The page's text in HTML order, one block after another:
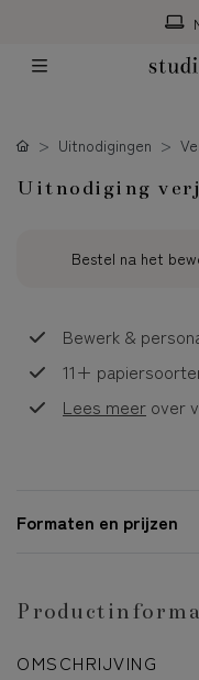
Makkelijke
Uitnodigingen
Uitnodiging
Bestel na het
Bewerk &
11+
Lees meer over
Formaten en prijzen
OMSCHRIJVING